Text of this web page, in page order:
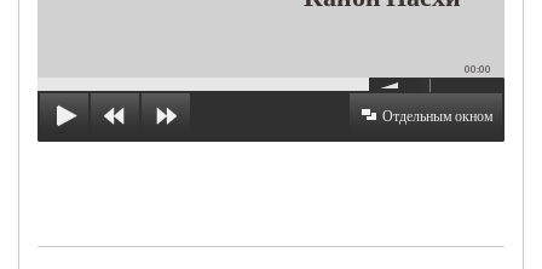
00:00
Отдельным окном